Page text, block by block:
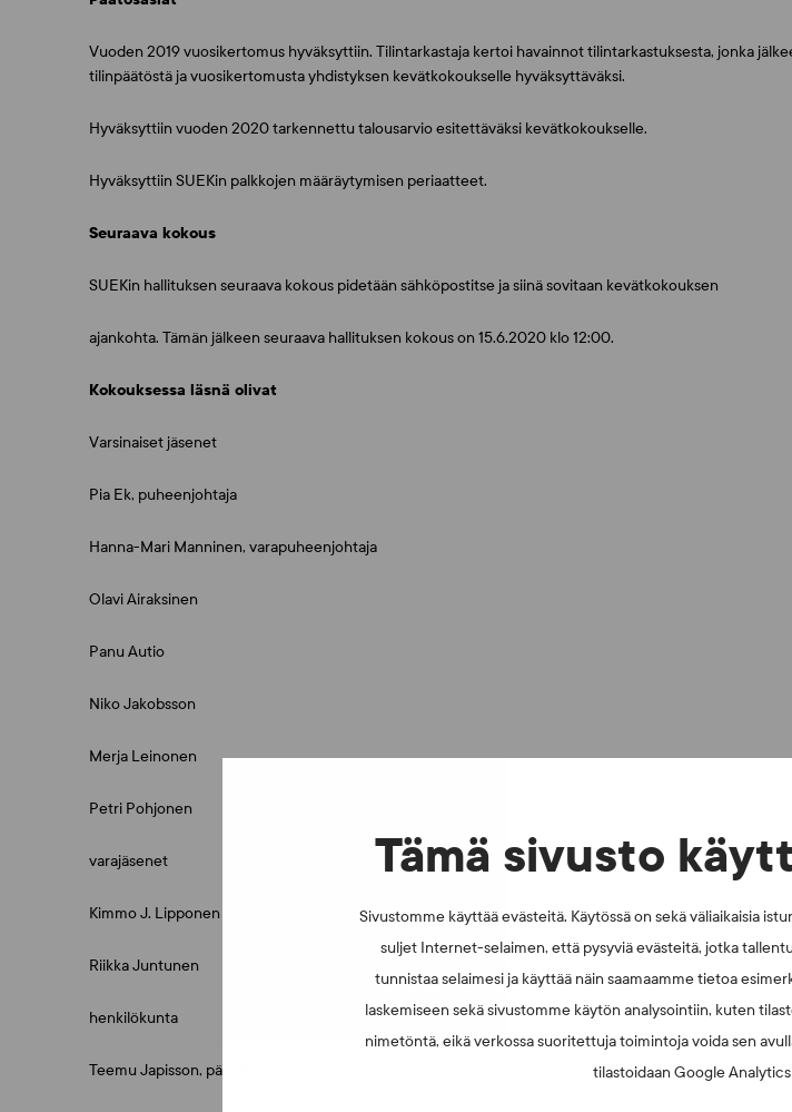
Tämä sivusto
Sivustomme käyttää evästeitä. Käytössä on sekä väliaikaisia
suljet Internet-selaimen, että pysyviä evästeitä, jotka
tunnistaa selaimesi ja käyttää näin saamaamme tietoa
laskemiseen sekä sivustomme käytön analysointiin, kuten
nimetöntä, eikä verkossa suoritettuja toimintoja voida sen
tilastoidaan Google
Vuoden 2019 vuosikertomus hyväksyttiin. Tilintarkastaja kertoi havainnot tilintarkastuksesta, jonka
tilinpäätöstä ja vuosikertomusta yhdistyksen kevätkokoukselle hyväksyttäväksi.
Hyväksyttiin vuoden 2020 tarkennettu talousarvio esitettäväksi kevätkokoukselle.
Hyväksyttiin SUEKin palkkojen määräytymisen periaatteet.
Seuraava kokous
SUEKin hallituksen seuraava kokous pidetään sähköpostitse ja siinä sovitaan kevätkokouksen
ajankohta. Tämän jälkeen seuraava hallituksen kokous on 15.6.2020 klo 12:00.
Kokouksessa läsnä olivat
Varsinaiset jäsenet
Pia Ek, puheenjohtaja
Hanna-Mari Manninen, varapuheenjohtaja
Olavi Airaksinen
Panu Autio
Niko Jakobsson
Merja Leinonen
Petri Pohjonen
varajäsenet
Kimmo J. Lipponen
Riikka Juntunen
henkilökunta
Teemu Japisson, pääsihteeri